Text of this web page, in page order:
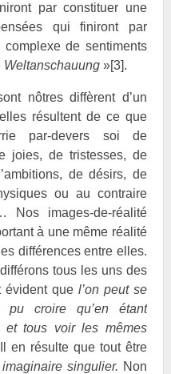
par constituer une
qui finiront par
de sentiments
Weltanschauung»[3].
nôtres diffèrent d’un
résultent de ce que
par-devers soi de
joies, de tristesses, de
de désirs, de
ou au contraire
Nos images-de-réalité
à une même réalité
différences entre elles.
tous les uns des
évident que l’on peut se
pu croire qu’en étant
et tous voir les mêmes
en résulte que tout être
imaginaire singulier. Non